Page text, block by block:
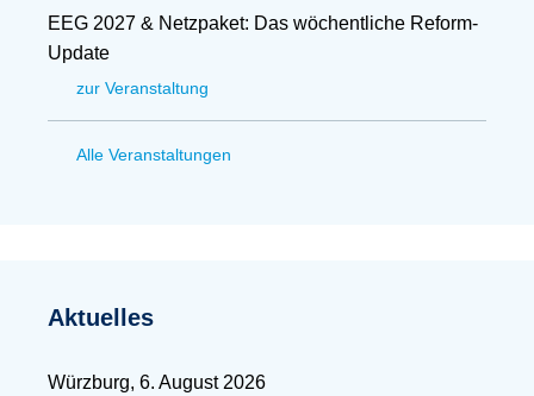
EEG 2027 & Netzpaket: Das wöchentliche Reform-
Update
zur Veranstaltung
Alle Veranstaltungen
Aktuelles
Würzburg, 6. August 2026